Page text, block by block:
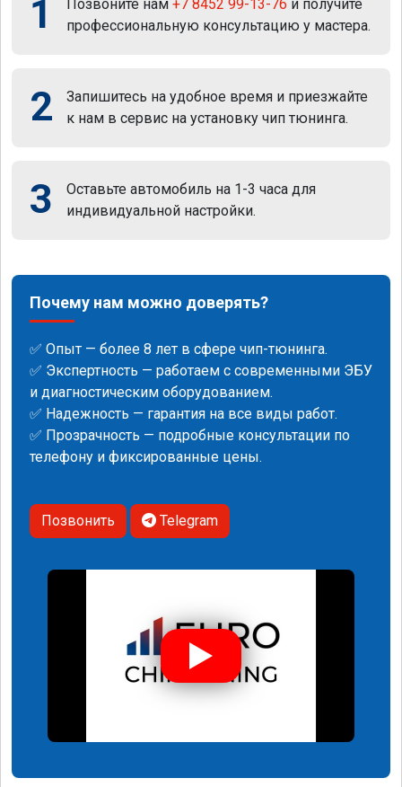
1 Позвоните нам +7 8452 99-13-76 и получите
профессиональную консультацию у мастера.
2
Запишитесь на удобное время и приезжайте
к нам в сервис на установку чип тюнинга.
3
Оставьте автомобиль на 1-3 часа для
индивидуальной настройки.
Почему нам можно доверять?
✅ Опыт — более 8 лет в сфере чип-тюнинга.
✅ Экспертность — работаем с современными ЭБУ
и диагностическим оборудованием.
✅ Надежность — гарантия на все виды работ.
✅ Прозрачность — подробные консультации по
телефону и фиксированные цены.
Позвонить Telegram